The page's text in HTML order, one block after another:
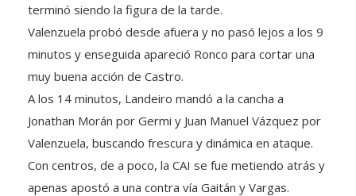
terminó siendo la figura de la tarde.
Valenzuela probó desde afuera y no pasó lejos a los 9
minutos y enseguida apareció Ronco para cortar una
muy buena acción de Castro.
A los 14 minutos, Landeiro mandó a la cancha a
Jonathan Morán por Germi y Juan Manuel Vázquez por
Valenzuela, buscando frescura y dinámica en ataque.
Con centros, de a poco, la CAI se fue metiendo atrás y
apenas apostó a una contra vía Gaitán y Vargas.